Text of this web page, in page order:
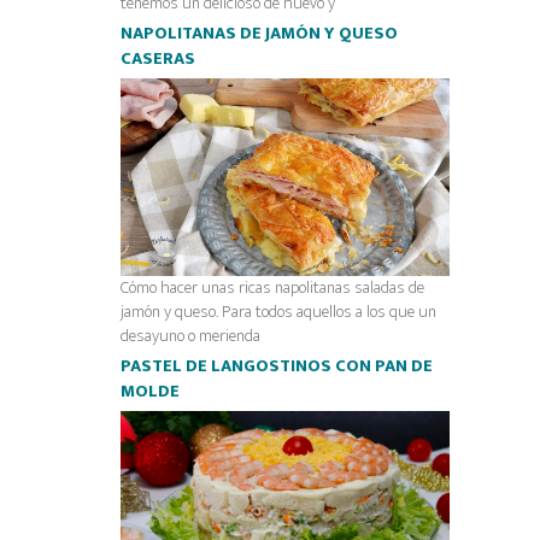
NAPOLITANAS DE JAMÓN Y QUESO
CASERAS
Cómo hacer unas ricas napolitanas saladas de
jamón y queso. Para todos aquellos a los que un
desayuno o merienda
PASTEL DE LANGOSTINOS CON PAN DE
MOLDE